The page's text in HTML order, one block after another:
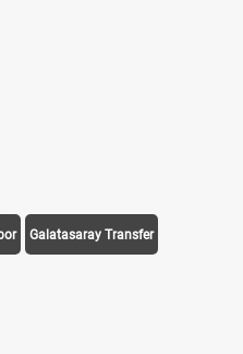
Galatasaray Transfer